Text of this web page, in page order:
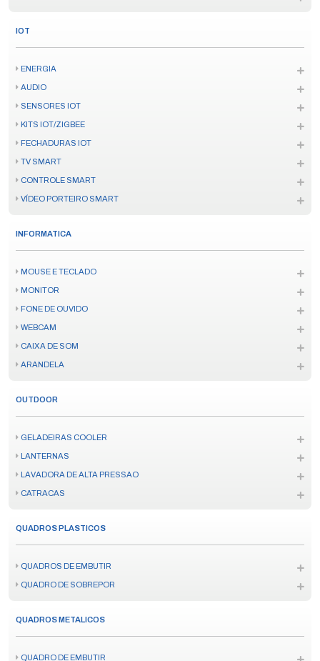
IOT
ENERGIA
AUDIO
SENSORES IOT
KITS IOT/ZIGBEE
FECHADURAS IOT
TV SMART
CONTROLE SMART
VÍDEO PORTEIRO SMART
INFORMATICA
MOUSE E TECLADO
MONITOR
FONE DE OUVIDO
WEBCAM
CAIXA DE SOM
ARANDELA
OUTDOOR
GELADEIRAS COOLER
LANTERNAS
LAVADORA DE ALTA PRESSAO
CATRACAS
QUADROS PLASTICOS
QUADROS DE EMBUTIR
QUADRO DE SOBREPOR
QUADROS METALICOS
QUADRO DE EMBUTIR